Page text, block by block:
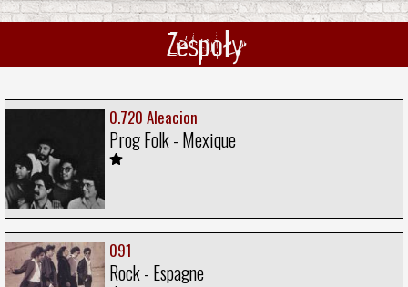
Zespoły
0.720 Aleacion
Prog Folk - Mexique
091
Rock - Espagne